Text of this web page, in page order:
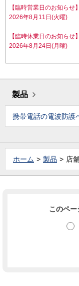
【臨時営業日のお知らせ】
2026年8月11日(火曜)
【臨時休業日のお知らせ】
2026年8月24日(月曜)
製品
携帯電話の電波防護
ホーム 製品 店
このペー